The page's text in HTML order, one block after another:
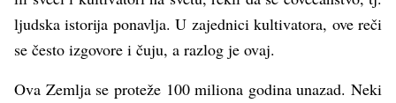
ljudska istorija ponavlja. U zajednici kultivatora, ove reči
se često izgovore i čuju, a razlog je ovaj.
Ova Zemlja se proteže 100 miliona godina unazad. Neki